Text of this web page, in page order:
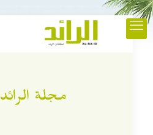
مجلة الرائد ١٩٩٤م